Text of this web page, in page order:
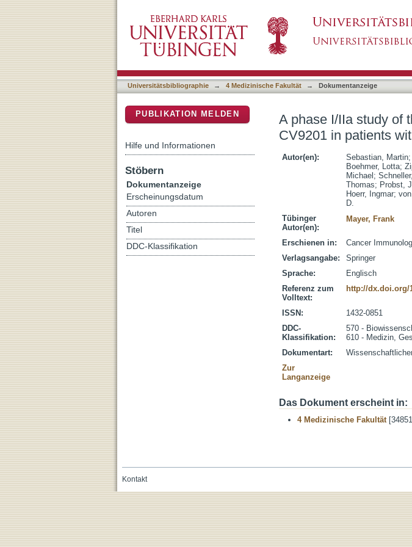
A phase I/IIa study of the mRNA-based cancer
IIIB/IV non-small cell lung cancer
Universitätsbibliographie → 4 Medizinische Fakultät → Dokumentanzeige
A phase I/IIa study of
CV9201 in patients
Autor(en): Sebastian, Martin;
Boehmer, Lotta;
Michael ;
Thomas; Probst,
Hoerr, Ingmar;
D.
Tübinger
Autor(en):
Mayer, Frank
Erschienen in:
Cancer
Verlagsangabe:
Springer
Sprache:
Englisch
Referenz zum
Volltext:
http://dx.doi.org/
ISSN:
1432-0851
DDC-
Klassifikation:
570 -
610 - Medizin,
Dokumentart:
Zur
Langanzeige
Das Dokument erscheint in:
4 Medizinische Fakultät
PUBLIKATION MELDEN
Hilfe und Informationen
Stöbern
Dokumentanzeige
Erscheinungsdatum
Autoren
Titel
DDC-Klassifikation
Kontakt